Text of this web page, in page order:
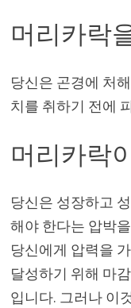
머리카락
당신은 곤경에 처
치를 취하기 전에
머리카락
당신은 성장하고
해야 한다는 압박
당신에게 압력을
달성하기 위해 마
입니다. 그러나 이